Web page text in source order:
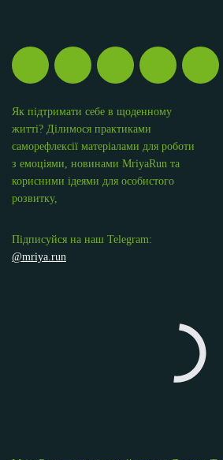
Як підтримати себе в щоденному
житті? Ділимося практиками
саморефлексії матеріалами для роботи
з емоціями, новинами MriyaRun та
корисними ідеями для особистого
розвитку,
Підписуйся на наш Telegram:
@mriya.run